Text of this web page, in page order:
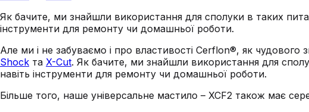
Як бачите, ми знайшли використання для сполуки в таких
інструменти для ремонту чи домашньої роботи.
Але ми і не забуваємо і про властивості Cerflon®, як
Shock та X-Cut. Як бачите, ми знайшли використання для
навіть інструменти для ремонту чи домашньої роботи.
Більше того, наше універсальне мастило – XCF2 також має